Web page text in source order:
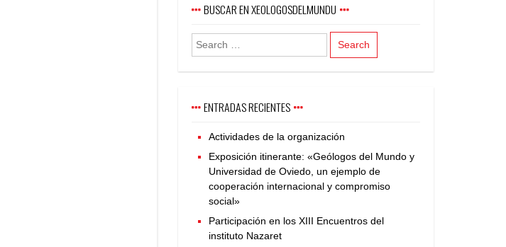
BUSCAR EN XEOLOGOSDELMUNDU
ENTRADAS RECIENTES
Actividades de la organización
Exposición itinerante: «Geólogos del Mundo y
Universidad de Oviedo, un ejemplo de
cooperación internacional y compromiso
social»
Participación en los XIII Encuentros del
instituto Nazaret